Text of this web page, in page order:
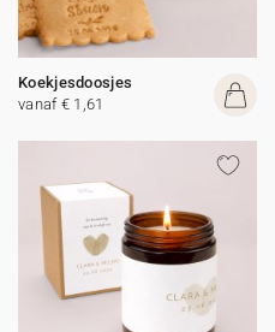
Koekjesdoosjes
vanaf € 1,61